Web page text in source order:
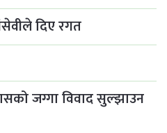
दिए रगत
जग्गा विवाद सुल्झाउन